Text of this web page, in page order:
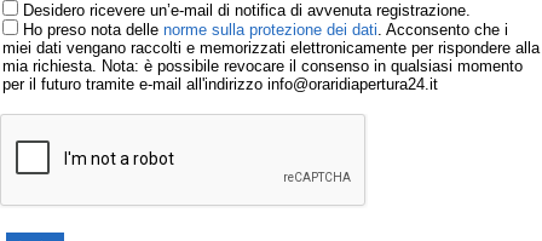
Desidero ricevere un’e-mail di notifica di avvenuta registrazione.
Ho preso nota delle norme sulla protezione dei dati. Acconsento che i
miei dati vengano raccolti e memorizzati elettronicamente per rispondere alla
mia richiesta. Nota: è possibile revocare il consenso in qualsiasi momento
per il futuro tramite e-mail all'indirizzo info@oraridiapertura24.it